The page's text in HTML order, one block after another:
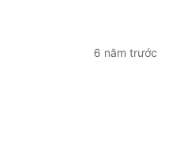
6 năm trước